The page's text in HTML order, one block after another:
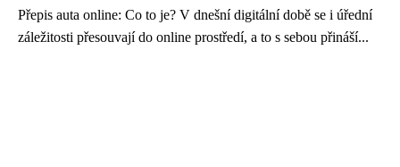
Přepis auta online: Co to je? V dnešní digitální době se i úřední
záležitosti přesouvají do online prostředí, a to s sebou přináší...